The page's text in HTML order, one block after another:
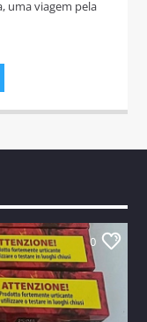
uma viagem pela
0